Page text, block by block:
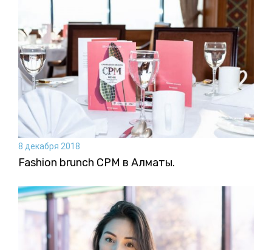
8 декабря 2018
Fashion brunch CPM в Алматы.